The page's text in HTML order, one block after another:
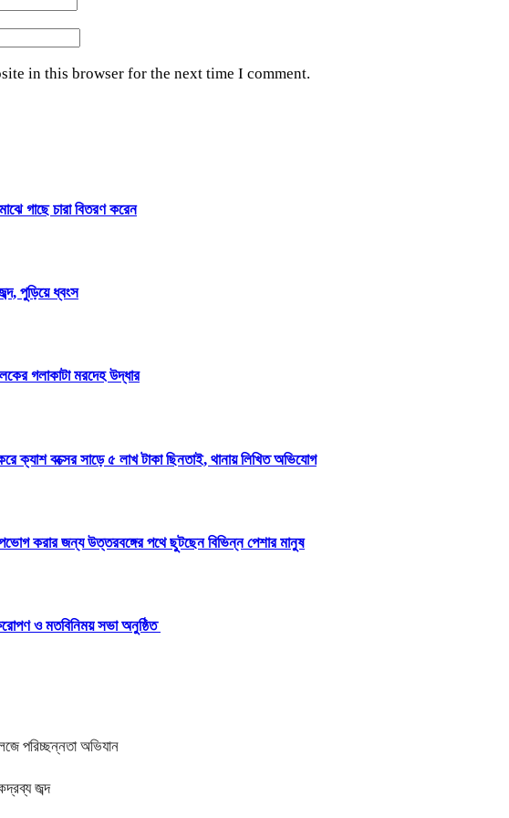
in this browser for the next time I comment.
গাছে চারা বিতরণ করেন
পুড়িয়ে ধ্বংস
গলাকাটা মরদেহ উদ্ধার
ক্যাশ বক্সের সাড়ে ৫ লাখ টাকা ছিনতাই, থানায় লিখিত অভিযোগ
করার জন্য উত্তরবঙ্গের পথে ছুটছেন বিভিন্ন পেশার মানুষ
ও মতবিনিময় সভা অনুষ্ঠিত
পরিচ্ছন্নতা অভিযান
জব্দ